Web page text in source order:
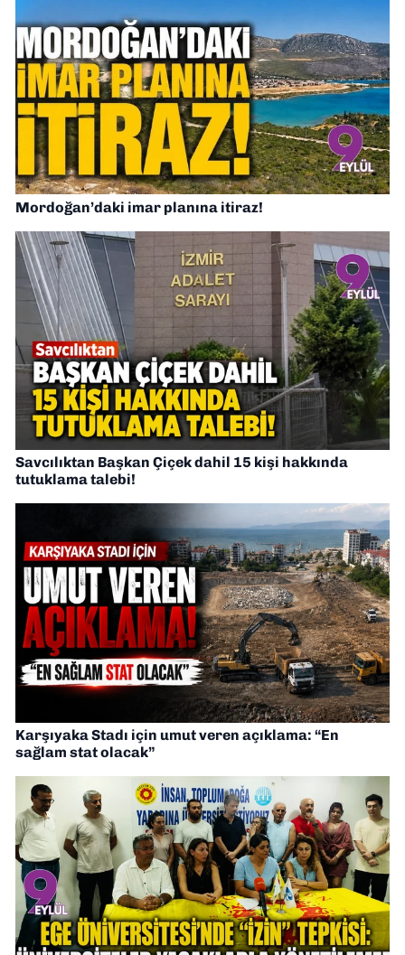
Mordoğan’daki imar planına itiraz!
Savcılıktan Başkan Çiçek dahil 15 kişi hakkında
tutuklama talebi!
Karşıyaka Stadı için umut veren açıklama: “En
sağlam stat olacak”